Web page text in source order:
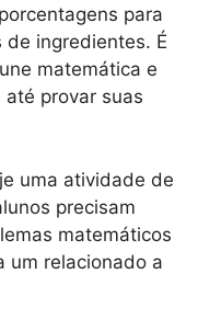
para
ingredientes. É
matemática e
provar suas
uma atividade de
precisam
matemáticos
um relacionado a